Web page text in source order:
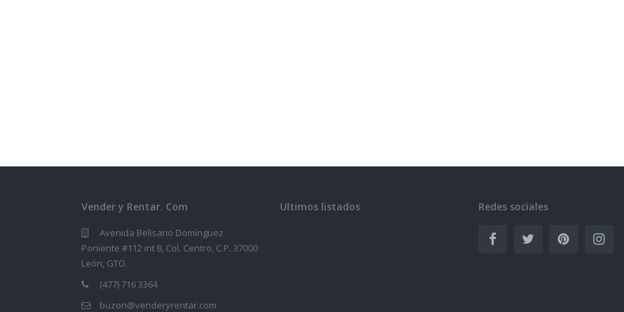
Vender y Rentar. Com
Avenida Belisario Domínguez
Poniente #112 int 8, Col. Centro, C.P. 37000
León, GTO.
(477) 716 3364
buzon@venderyrentar.com
Ultimos listados Redes sociales